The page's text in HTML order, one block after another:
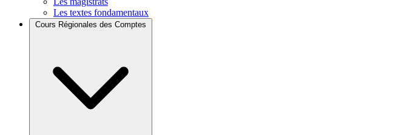
Les textes fondamentaux